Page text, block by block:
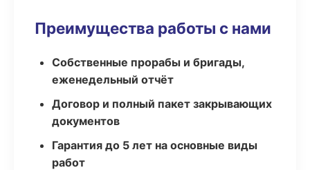
Преимущества работы с нами
Собственные прорабы и бригады,
еженедельный отчёт
Договор и полный пакет закрывающих
документов
Гарантия до 5 лет на основные виды
работ